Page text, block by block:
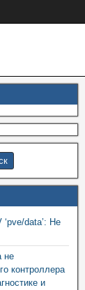
data’: Не
не
контроллера
и